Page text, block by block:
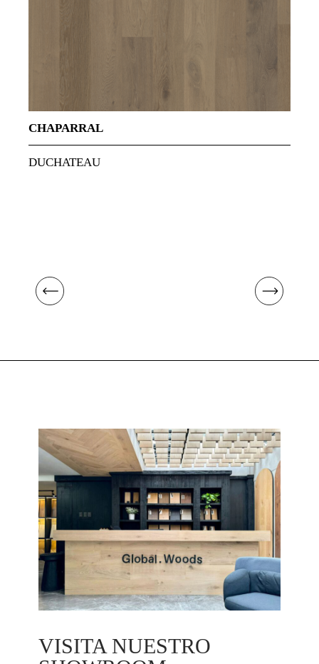
CHAPARRAL
DUCHATEAU
VISITA NUESTRO